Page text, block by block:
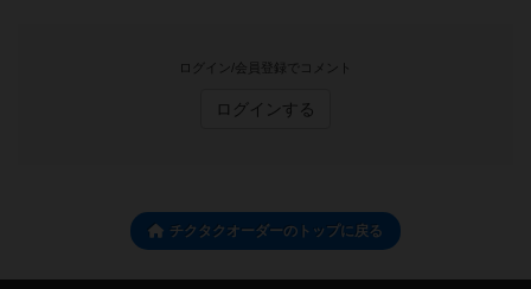
ログイン/会員登録でコメント
ログインする
チクタクオーダーのトップに戻る